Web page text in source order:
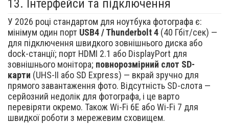
13. Інтерфейси та підключення
У 2026 році стандартом для ноутбука фотографа є:
мінімум один порт USB4 / Thunderbolt 4 (40 Гбіт/сек) —
для підключення швидкого зовнішнього диска або
dock-станції; порт HDMI 2.1 або DisplayPort для
зовнішнього монітора; повнорозмірний слот SD-
карти (UHS-II або SD Express) — вкрай зручно для
прямого завантаження фото. Відсутність SD-слота —
серйозний недолік для фотографа, і це варто
перевіряти окремо. Також Wi-Fi 6E або Wi-Fi 7 для
швидкої роботи з мережевим сховищем.